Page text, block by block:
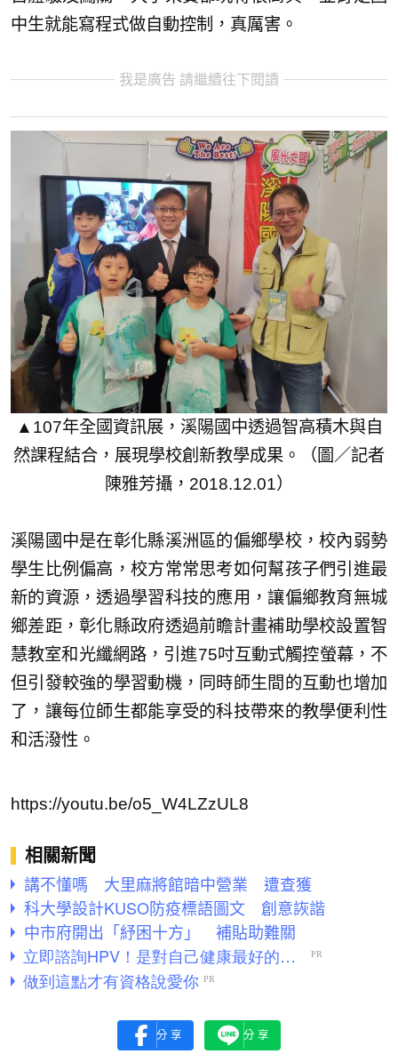
中生就能寫程式做自動控制，真厲害。
我是廣告 請繼續往下閱讀
▲107年全國資訊展，溪陽國中透過智高積木與自
然課程結合，展現學校創新教學成果。（圖／記者
陳雅芳攝，2018.12.01）
溪陽國中是在彰化縣溪洲區的偏鄉學校，校內弱勢
學生比例偏高，校方常常思考如何幫孩子們引進最
新的資源，透過學習科技的應用，讓偏鄉教育無城
鄉差距，彰化縣政府透過前瞻計畫補助學校設置智
慧教室和光纖網路，引進75吋互動式觸控螢幕，不
但引發較強的學習動機，同時師生間的互動也增加
了，讓每位師生都能享受的科技帶來的教學便利性
和活潑性。
https://youtu.be/o5_W4LZzUL8
相關新聞
講不懂嗎 大里麻將館暗中營業 遭查獲
科大學設計KUSO防疫標語圖文 創意詼諧
中市府開出「紓困十方」 補貼助難關
分享 分享